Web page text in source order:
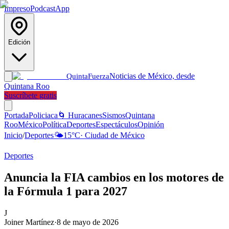
ImpresoPodcastApp
Edición
QuintaFuerzaNoticias de México, desde
Quintana Roo
Suscríbete gratis
PortadaPoliciaca 🌀 HuracanesSismosQuintana
RooMéxicoPolíticaDeportesEspectáculosOpinión
Inicio/Deportes🌤️15°C· Ciudad de México
Deportes
Anuncia la FIA cambios en los motores de
la Fórmula 1 para 2027
J
Joiner Martínez·8 de mayo de 2026